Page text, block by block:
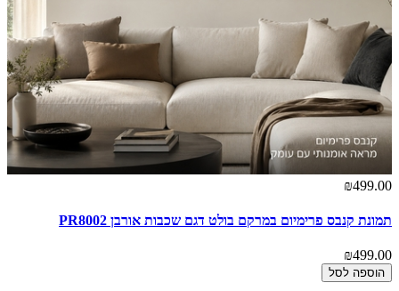
₪499.00
תמונת קנבס פרימיום במרקם בולט דגם שכבות אורבן PR8002
₪499.00
הוספה לסל